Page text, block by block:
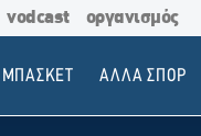
vodcast οργανισμός
ΜΠΑΣΚΕΤ ΑΛΛΑ ΣΠΟΡ